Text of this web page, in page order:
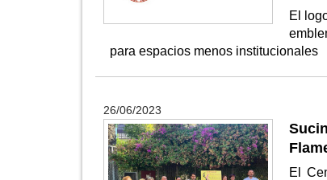
El
para espacios menos institucionales
26/06/2023
El